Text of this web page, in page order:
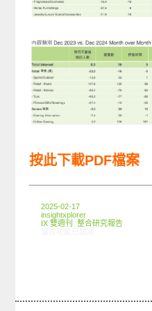
按此下載PDF檔案
2025-02-17
insightxplorer
IX 雙週刊
,整合研究報告